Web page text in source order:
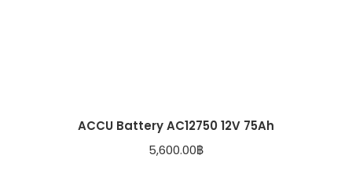
ACCU Battery AC12750 12V 75Ah
5,600.00฿